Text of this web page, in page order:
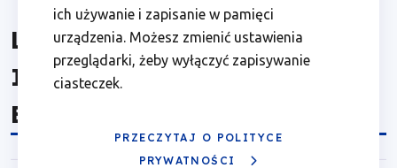
ich używanie i zapisanie w pamięci
urządzenia. Możesz zmienić ustawienia
przeglądarki, żeby wyłączyć zapisywanie
ciasteczek.
PRZECZYTAJ O POLITYCE
PRYWATNOŚCI
Informacyjny
Funduszy
Europejskich
w
Leszno, Lokalny Punkt
Informacyjny Funduszy
Europejskich w Lesznie